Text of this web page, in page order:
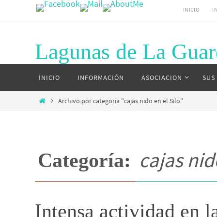
INICIO
Lagunas de La
Página web del complejo lagunar de La
contenido
INICIO INFORMACIÓN ASOCIACION
InicioArchivo por categoría "cajas nido en el Silo"
Categoría: cajas
Intensa actividad en